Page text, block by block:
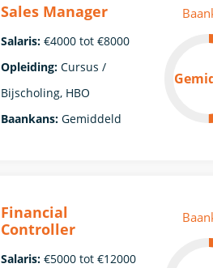
Sales Manager
Salaris: €4000 tot €8000
Opleiding: Cursus /
Bijscholing, HBO
Baankans: Gemiddeld
Financial
Controller
Salaris: €5000 tot €12000